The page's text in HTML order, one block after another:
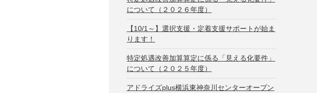
について（２０２６年度）
【10/1～】選択支援・定着支援サポートが始ま
ります！
特定処遇改善加算算定に係る「見える化要件」
について（２０２５年度）
アドライズplus横浜東神奈川センターオープン